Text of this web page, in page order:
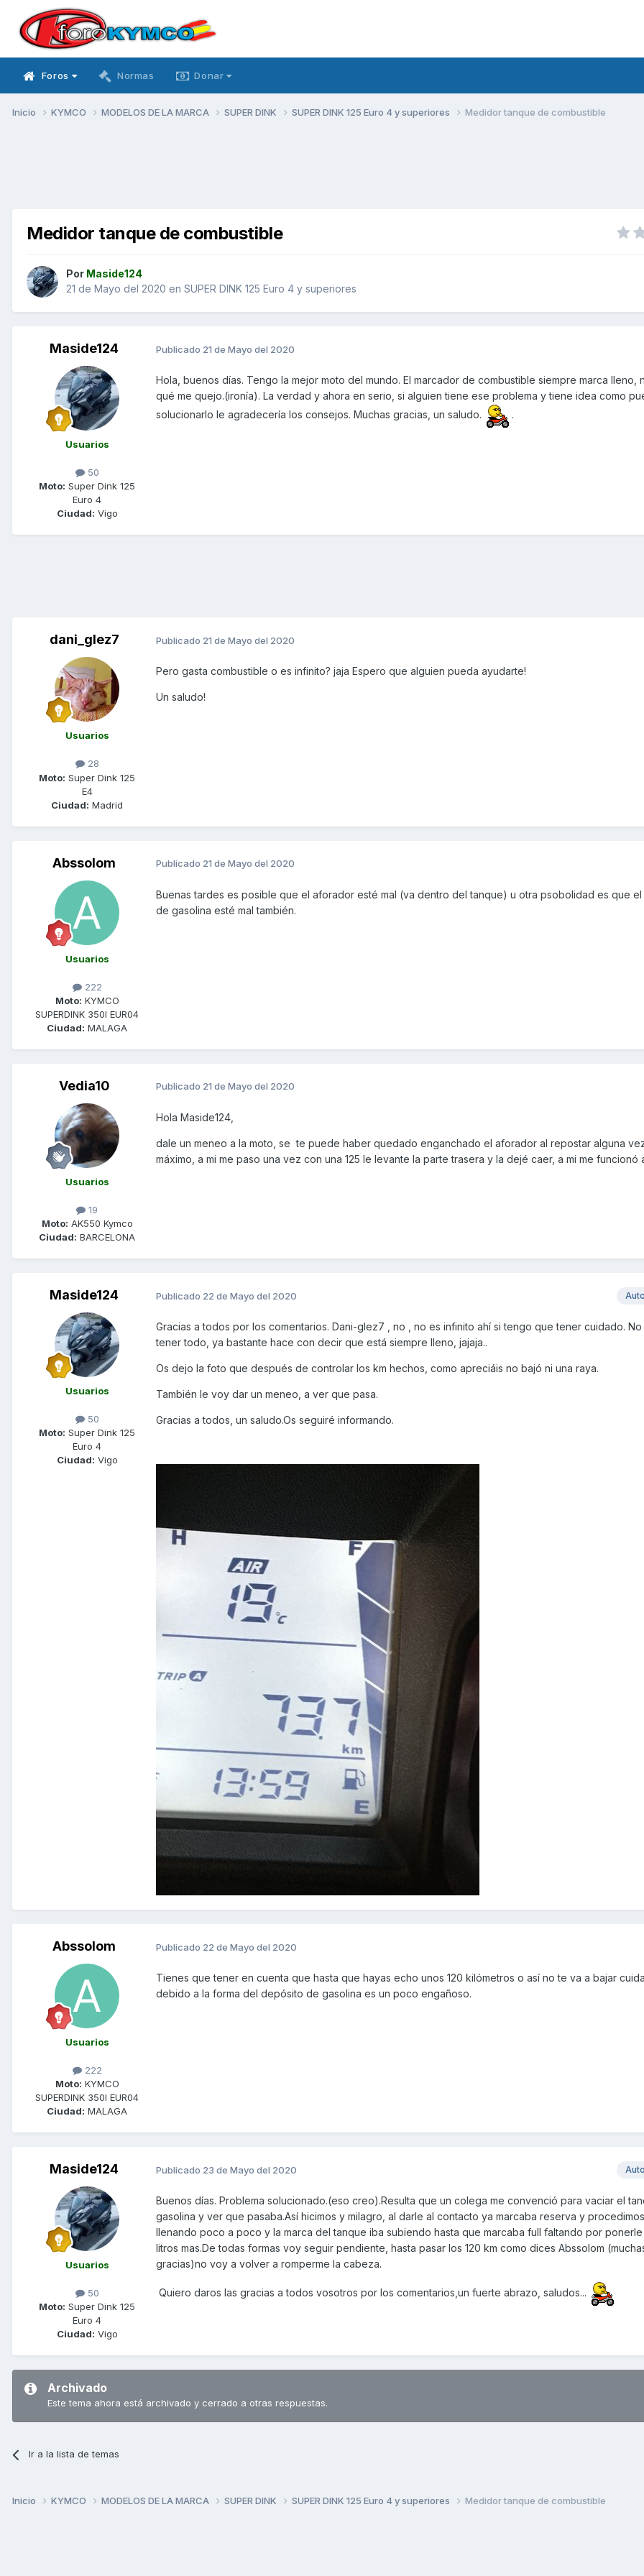
Foros Normas Donar
Inicio KYMCO MODELOS DE LA MARCA SUPER DINK SUPER DINK 125 Euro 4 y superiores Medidor tanque de combustible
Medidor tanque de combustible
Por Maside124
21 de Mayo del 2020 en SUPER DINK 125 Euro 4 y superiores
Maside124
Usuarios
50
Moto: Super Dink 125
Euro 4
Ciudad: Vigo
Publicado 21 de Mayo del 2020
Hola, buenos días. Tengo la mejor moto del mundo. El marcador de combustible siempre marca lleno,
qué me quejo.(ironía). La verdad y ahora en serio, si alguien tiene ese problema y tiene idea como
solucionarlo le agradecería los consejos. Muchas gracias, un saludo.
.
dani_glez7
Usuarios
28
Moto: Super Dink 125
E4
Ciudad: Madrid
Publicado 21 de Mayo del 2020
Pero gasta combustible o es infinito? jaja Espero que alguien pueda ayudarte!
Un saludo!
Abssolom
Usuarios
222
Moto: KYMCO
SUPERDINK 350I EUR04
Ciudad: MALAGA
Publicado 21 de Mayo del 2020
Buenas tardes es posible que el aforador esté mal (va dentro del tanque) u otra psobolidad es que
de gasolina esté mal también.
Vedia10
Usuarios
19
Moto: AK550 Kymco
Ciudad: BARCELONA
Publicado 21 de Mayo del 2020
Hola Maside124,
dale un meneo a la moto, se te puede haber quedado enganchado el aforador al repostar alguna
máximo, a mi me paso una vez con una 125 le levante la parte trasera y la dejé caer, a mi me funcionó
Maside124
Usuarios
50
Moto: Super Dink 125
Euro 4
Ciudad: Vigo
Publicado 22 de Mayo del 2020
Gracias a todos por los comentarios. Dani-glez7 , no , no es infinito ahí si tengo que tener cuidado.
tener todo, ya bastante hace con decir que está siempre lleno, jajaja..
Os dejo la foto que después de controlar los km hechos, como apreciáis no bajó ni una raya.
También le voy dar un meneo, a ver que pasa.
Gracias a todos, un saludo.Os seguiré informando.
Abssolom
Usuarios
222
Moto: KYMCO
SUPERDINK 350I EUR04
Ciudad: MALAGA
Publicado 22 de Mayo del 2020
Tienes que tener en cuenta que hasta que hayas echo unos 120 kilómetros o así no te va a bajar
debido a la forma del depósito de gasolina es un poco engañoso.
Maside124
Usuarios
50
Moto: Super Dink 125
Euro 4
Ciudad: Vigo
Publicado 23 de Mayo del 2020
Buenos días. Problema solucionado.(eso creo).Resulta que un colega me convenció para vaciar el
gasolina y ver que pasaba.Así hicimos y milagro, al darle al contacto ya marcaba reserva y
llenando poco a poco y la marca del tanque iba subiendo hasta que marcaba full faltando por
litros mas.De todas formas voy seguir pendiente, hasta pasar los 120 km como dices Abssolom
gracias)no voy a volver a romperme la cabeza.
Quiero daros las gracias a todos vosotros por los comentarios,un fuerte abrazo, saludos...
Archivado
Este tema ahora está archivado y cerrado a otras respuestas.
Ir a la lista de temas
Inicio KYMCO MODELOS DE LA MARCA SUPER DINK SUPER DINK 125 Euro 4 y superiores Medidor tanque de combustible